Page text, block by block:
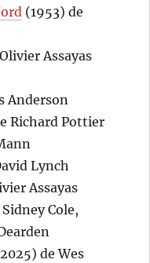
(1953) de
Assayas
Anderson
Richard Pottier
Lynch
Assayas
Cole,
de Wes